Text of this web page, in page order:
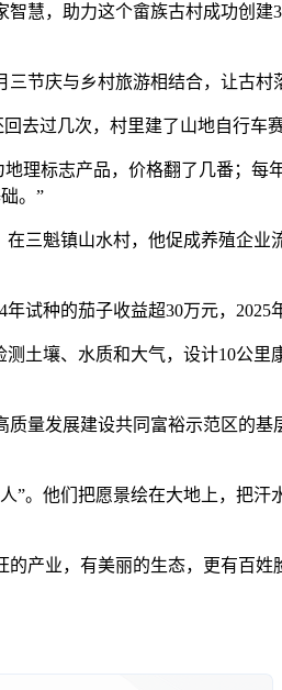
，助力这个畲族古村成功创建
节庆与乡村旅游相结合，让古村
过几次，村里建了山地自行车
标志产品，价格翻了几番；每
。”
魁镇山水村，他促成养殖企业
种的茄子收益超30万元，2025
壤、水质和大气，设计10公里
发展建设共同富裕示范区的基
他们把愿景绘在大地上，把汗
业，有美丽的生态，更有百姓